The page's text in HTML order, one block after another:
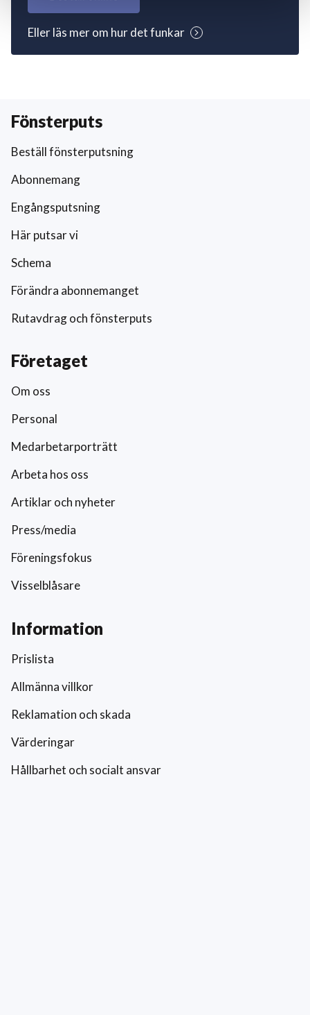
Eller läs mer om hur det funkar
Fönsterputs
Beställ fönsterputsning
Abonnemang
Engångsputsning
Här putsar vi
Schema
Förändra abonnemanget
Rutavdrag och fönsterputs
Företaget
Om oss
Personal
Medarbetarporträtt
Arbeta hos oss
Artiklar och nyheter
Press/media
Föreningsfokus
Visselblåsare
Information
Prislista
Allmänna villkor
Reklamation och skada
Värderingar
Hållbarhet och socialt ansvar